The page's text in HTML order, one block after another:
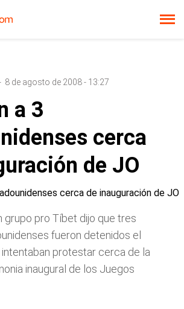
8 de agosto de 2008 - 13:27
a 3
cerca
de JO
grupo pro Tíbet dijo que tres
fueron detenidos el
protestar cerca de la
inaugural de los Juegos